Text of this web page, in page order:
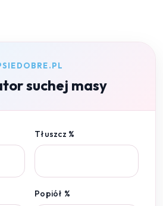
suchej masy
Tłuszcz %
Popiół %